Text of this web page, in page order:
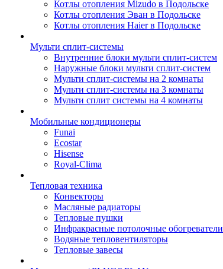
Котлы отопления Mizudo в Подольске
Котлы отопления Эван в Подольске
Котлы отопления Haier в Подольске
Мульти сплит-системы
Внутренние блоки мульти сплит-систем
Наружные блоки мульти сплит-систем
Мульти сплит-системы на 2 комнаты
Мульти сплит-системы на 3 комнаты
Мульти сплит системы на 4 комнаты
Мобильные кондиционеры
Funai
Ecostar
Hisense
Royal-Clima
Тепловая техника
Конвекторы
Масляные радиаторы
Тепловые пушки
Инфракрасные потолочные обогреватели
Водяные тепловентиляторы
Тепловые завесы